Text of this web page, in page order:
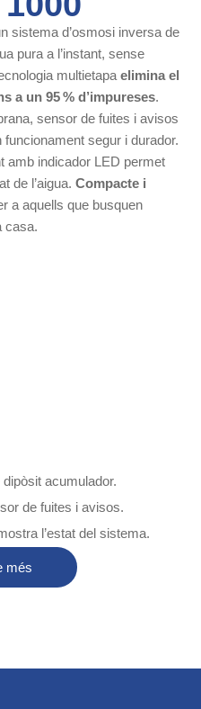
sistema d’osmosi inversa de
pura a l’instant, sense
multietapa elimina el
a un 95 % d’impureses.
sensor de fuites i avisos
segur i durador.
amb indicador LED permet
de l’aigua. Compacte i
a aquells que busquen
casa.
acumulador.
de fuites i avisos.
l’estat del sistema.
més